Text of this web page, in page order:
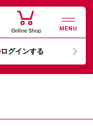
MENU
ログインする